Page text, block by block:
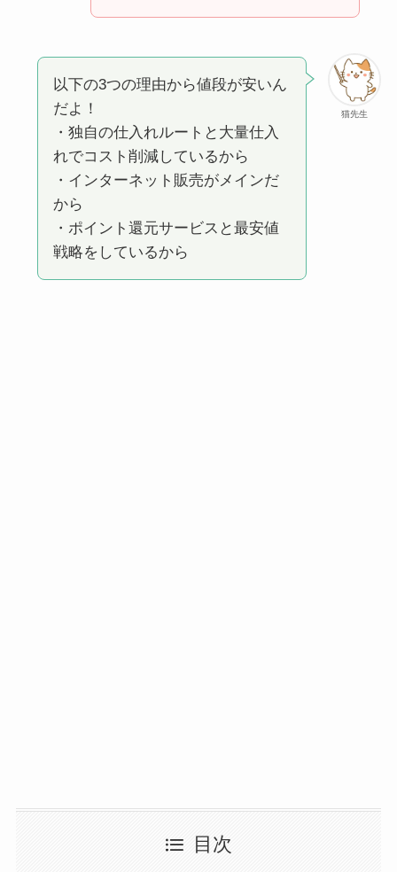
猫先生
以下の3つの理由から値段が安いん
だよ！
・独自の仕入れルートと大量仕入
れでコスト削減しているから
・インターネット販売がメインだ
から
・ポイント還元サービスと最安値
戦略をしているから
目次